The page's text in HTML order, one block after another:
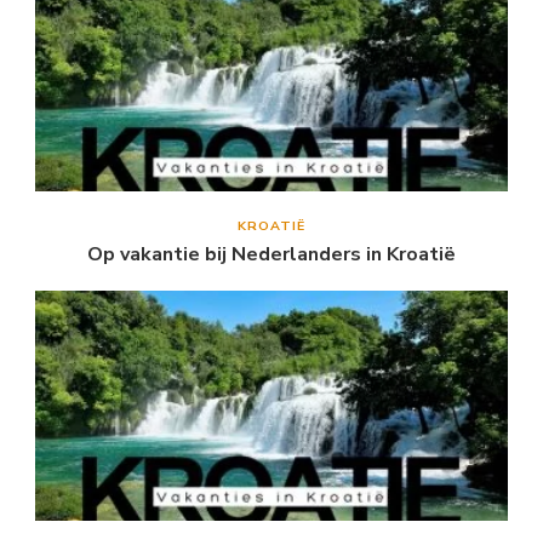
KROATIË
Op vakantie bij Nederlanders in Kroatië